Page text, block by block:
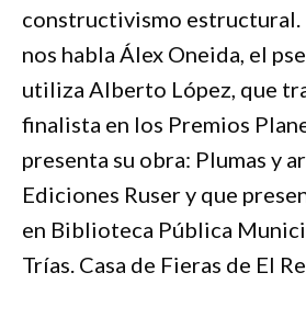
constructivismo estructural.
nos habla Álex Oneida, el
utiliza Alberto López, que
finalista en los Premios
presenta su obra: Plumas y
Ediciones Ruser y que
en Biblioteca Pública
Trías. Casa de Fieras de El